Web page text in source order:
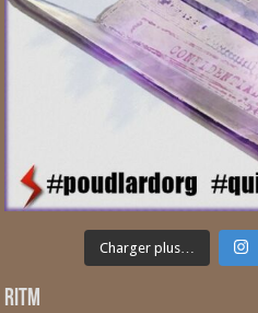
Charger plus…
RITM